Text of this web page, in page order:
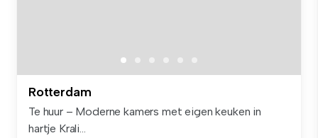
Rotterdam
Te huur – Moderne kamers met eigen keuken in
hartje Krali...